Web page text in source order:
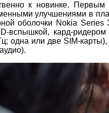
к новинке.
улучшениями в
оболочки Nokia
вспышкой, кард-
одна или две SIM-